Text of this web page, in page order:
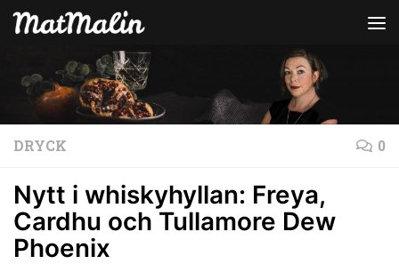
Hoppa till innehåll
DRYCK 0
Nytt i whiskyhyllan: Freya,
Cardhu och Tullamore Dew
Phoenix